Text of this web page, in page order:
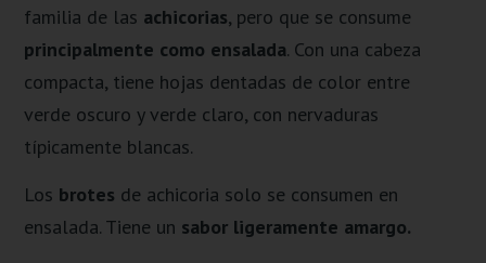
familia de las achicorias, pero que se consume
principalmente como ensalada. Con una cabeza
compacta, tiene hojas dentadas de color entre
verde oscuro y verde claro, con nervaduras
típicamente blancas.
Los brotes de achicoria solo se consumen en
ensalada. Tiene un sabor ligeramente amargo.